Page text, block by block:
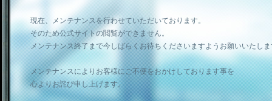
現在、メンテナンスを行わせていただいております。
そのため公式サイトの閲覧ができません。
メンテナンス終了まで今しばらくお待ちくださいますようお願いいたし
メンテナンスによりお客様にご不便をおかけしております事を
心よりお詫び申し上げます。